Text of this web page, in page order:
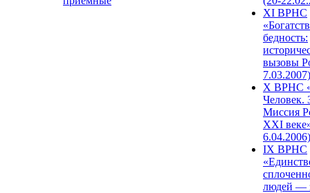
XI ВРНС
бедность:
вызовы
7.03.2007)
X ВРНС
Человек.
Миссия
XXI
6.04.2006)
IX ВРНС
людей —